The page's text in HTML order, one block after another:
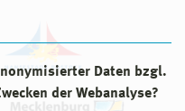
Daten bzgl.
der Webanalyse?